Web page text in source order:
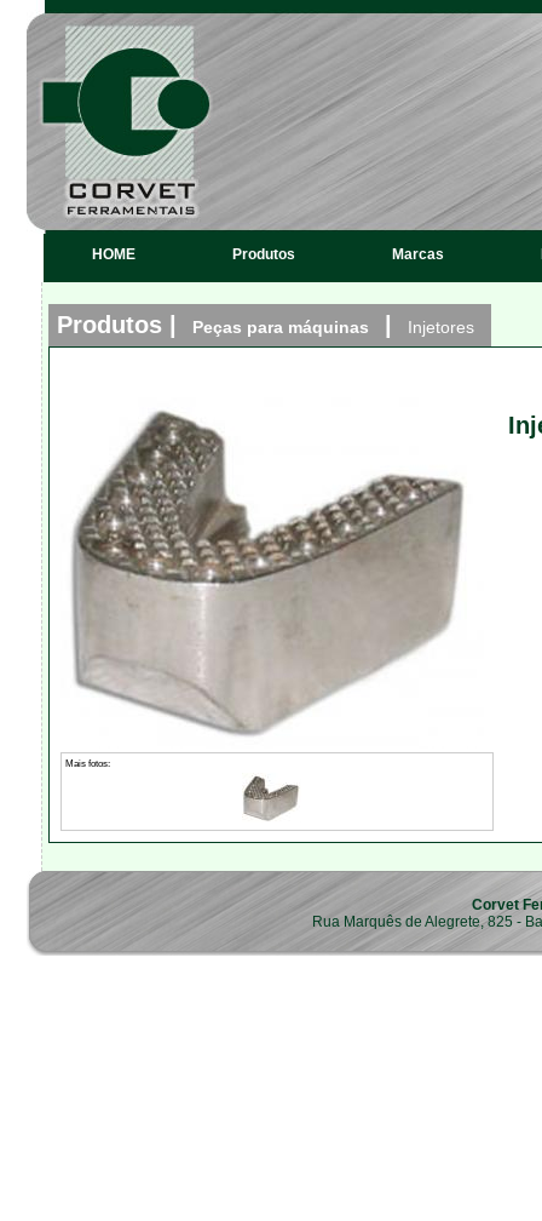
HOME Produtos Marcas
Produtos | Peças para máquinas Injetores
Mais fotos:
Corvet
Rua Marquês de Alegrete, 825 -